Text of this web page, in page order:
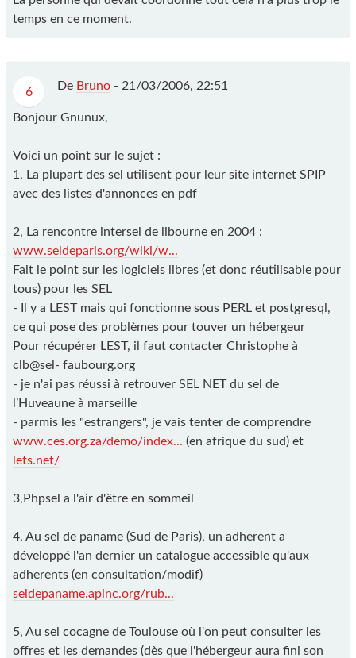
temps en ce moment.
6 De Bruno - 21/03/2006, 22:51
Bonjour Gnunux,
Voici un point sur le sujet :
1, La plupart des sel utilisent pour leur site internet SPIP
avec des listes d'annonces en pdf
2, La rencontre intersel de libourne en 2004 :
www.seldeparis.org/wiki/w...
Fait le point sur les logiciels libres (et donc réutilisable pour
tous) pour les SEL
- Il y a LEST mais qui fonctionne sous PERL et postgresql,
ce qui pose des problèmes pour touver un hébergeur
Pour récupérer LEST, il faut contacter Christophe à
clb@sel- faubourg.org
- je n'ai pas réussi à retrouver SEL NET du sel de
l’Huveaune à marseille
- parmis les "estrangers", je vais tenter de comprendre
www.ces.org.za/demo/index... (en afrique du sud) et
lets.net/
3,Phpsel a l'air d'être en sommeil
4, Au sel de paname (Sud de Paris), un adherent a
développé l'an dernier un catalogue accessible qu'aux
adherents (en consultation/modif)
seldepaname.apinc.org/rub...
5, Au sel cocagne de Toulouse où l'on peut consulter les
offres et les demandes (dès que l'hébergeur aura fini son